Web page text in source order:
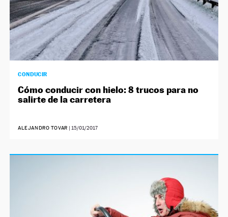
CONDUCIR
Cómo conducir con hielo: 8 trucos para no
salirte de la carretera
ALEJANDRO TOVAR | 15/01/2017